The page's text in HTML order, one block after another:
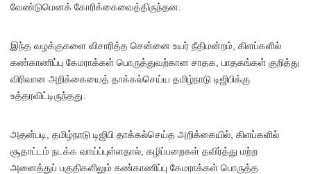
வேண்டுமெனக் கோரிக்கைவைத்திருந்தன.
இந்த வழக்குகளை விசாரித்த சென்னை உயர் நீதிமன்றம், கிளப்களில்
கண்காணிப்பு கேமராக்கள் பொருத்துவற்கான சாதக, பாதகங்கள் குறித்து
விரிவான அறிக்கையைத் தாக்கல்செய்ய தமிழ்நாடு டிஜிபிக்கு
உத்தரவிட்டிருந்தது.
அதன்படி, தமிழ்நாடு டிஜிபி தாக்கல்செய்த அறிக்கையில், கிளப்களில்
சூதாட்டம் நடக்க வாய்ப்புள்ளதால், கழிப்பறைகள் தவிர்த்து மற்ற
அனைத்துப் பகுதிகளிலும் கண்காணிப்பு கேமராக்கள் பொருத்த